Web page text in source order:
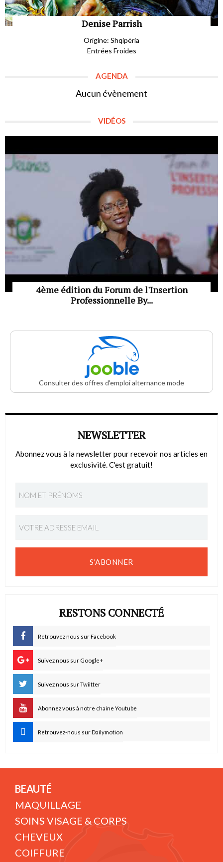
Denise Parrish
Origine: Shqipëria
Entrées Froides
AGENDA
Aucun évènement
VIDÉOS
4ème édition du Forum de l'Insertion
Professionnelle By...
Consulter des offres d'emploi alternance mode
NEWSLETTER
Abonnez vous à la newsletter pour recevoir nos articles en
exclusivité. C'est gratuit!
S'ABONNER
RESTONS CONNECTÉ
Retrouvez nous sur Facebook
Suivez nous sur Google+
Suivez nous sur Twiitter
Abonnez vous à notre chaine Youtube
Retrouvez-nous sur Dailymotion
BEAUTÉ
MAQUILLAGE
SOINS VISAGE & CORPS
CHEVEUX
COIFFURE